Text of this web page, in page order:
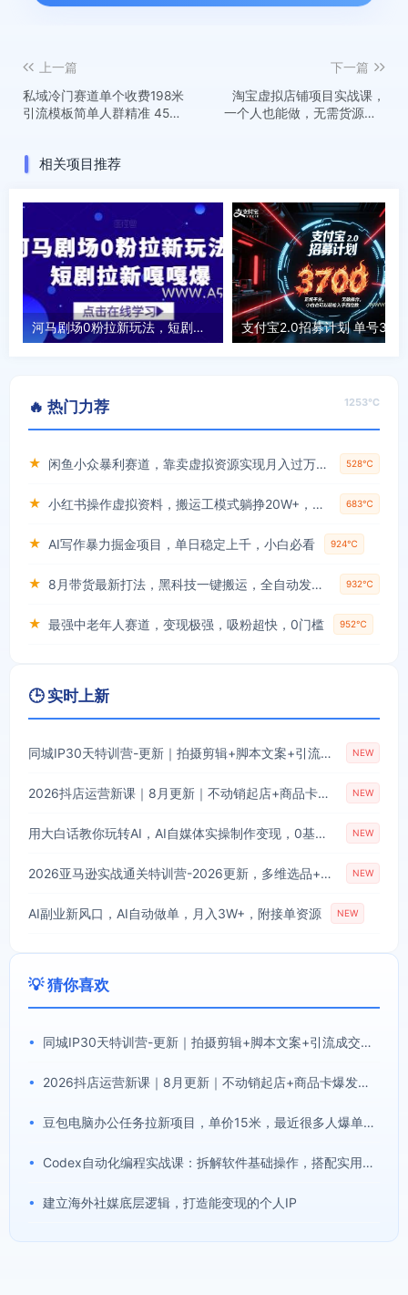
上一篇
私域冷门赛道单个收费198米
引流模板简单人群精准 45%
下一篇
淘宝虚拟店铺项目实战课，
一个人也能做，无需货源、0
相关项目推荐
河马剧场0粉拉新玩法，短剧拉新嘎嘎爆
🔥 热门力荐 1253℃
★ 闲鱼小众暴利赛道，靠卖虚拟资源实现月入过万，谁做谁赚钱 528℃
★ 小红书操作虚拟资料，搬运工模式躺挣20W+，互联网的低成本路子！ 683℃
★ AI写作暴力掘金项目，单日稳定上千，小白必看 924℃
★ 8月带货最新打法，黑科技一键搬运，全自动发布单日5张+，提供矩阵玩法+无限账号【揭秘】 932℃
★ 最强中老年人赛道，变现极强，吸粉超快，0门槛 952℃
🕒 实时上新
同城IP30天特训营-更新｜拍摄剪辑+脚本文案+引流成交，打爆本地流量提升门店业绩实操教学 NEW
2026抖店运营新课｜8月更新｜不动销起店+商品卡爆发｜达人玩法+店群批量复制｜轻松玩转抖音小店全域流量 NEW
用大白话教你玩转AI，AI自媒体实操制作变现，0基础也能上手，从内容到变现 NEW
2026亚马逊实战通关特训营-2026更新，多维选品+渐进式打法+AI应用，从0到1打造盈利店铺 NEW
AI副业新风口，AI自动做单，月入3W+，附接单资源 NEW
💡 猜你喜欢
• 同城IP30天特训营-更新｜拍摄剪辑+脚本文案+引流成交，打爆本地流量提升门店业绩实操教学
• 2026抖店运营新课｜8月更新｜不动销起店+商品卡爆发｜达人玩法+店群批量复制｜轻松玩转抖音小店全域流量
• 豆包电脑办公任务拉新项目，单价15米，最近很多人爆单，收入好几W，转化率超高，达人闭眼冲！(更新0808)
• Codex自动化编程实战课：拆解软件基础操作，搭配实用插件快速掌握AI代码编写能力
• 建立海外社媒底层逻辑，打造能变现的个人IP